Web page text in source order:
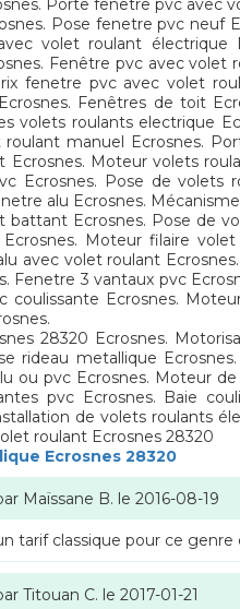
Porte fenetre pvc avec
Pose fenetre pvc neuf
volet roulant
Fenêtre pvc avec volet
fenetre pvc avec volet
Fenêtres de toit
volets roulants electrique
roulant manuel Ecrosnes.
Ecrosnes. Moteur volets
Ecrosnes. Pose de volets
alu Ecrosnes.
battant Ecrosnes. Pose de
Moteur filaire
avec volet roulant
Fenetre 3 vantaux pvc
coulissante Ecrosnes.
28320 Ecrosnes.
rideau metallique
ou pvc Ecrosnes. Moteur
pvc Ecrosnes. Baie
de volets roulants
roulant Ecrosnes 28320
Ecrosnes 28320
Maïssane B. le 2016-08-19
tarif classique pour ce
Titouan C. le 2017-01-21